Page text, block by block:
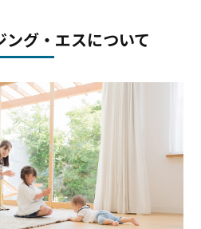
グ・エスについて